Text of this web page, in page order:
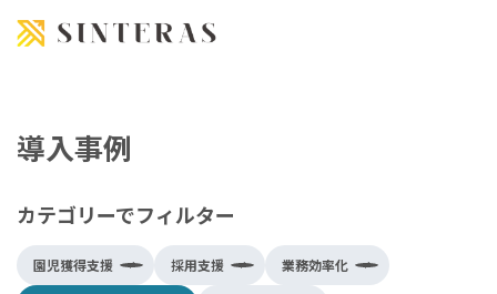
導入事例
カテゴリーでフィルター
園児獲得支援 採用支援 業務効率化